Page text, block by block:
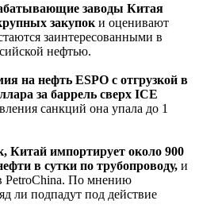
заводы Китая
закупок и оценивают
заинтересованными в
нефтью.
на нефть ESPO с отгрузкой в
за баррель сверх ICE
санкций она упала до 1
Китай импортирует около 900
в сутки по трубопроводу, и
PetroChina. По мнению
ли подпадут под действие